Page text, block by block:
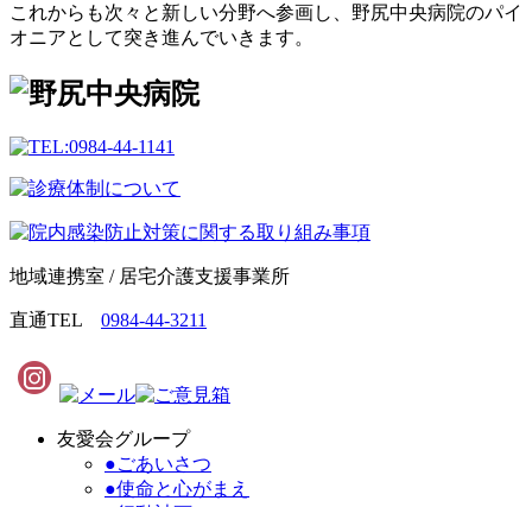
これからも次々と新しい分野へ参画し、野尻中央病院のパイ
オニアとして突き進んでいきます。
地域連携室 / 居宅介護支援事業所
直通TEL 0984-44-3211
友愛会グループ
●ごあいさつ
●使命と心がまえ